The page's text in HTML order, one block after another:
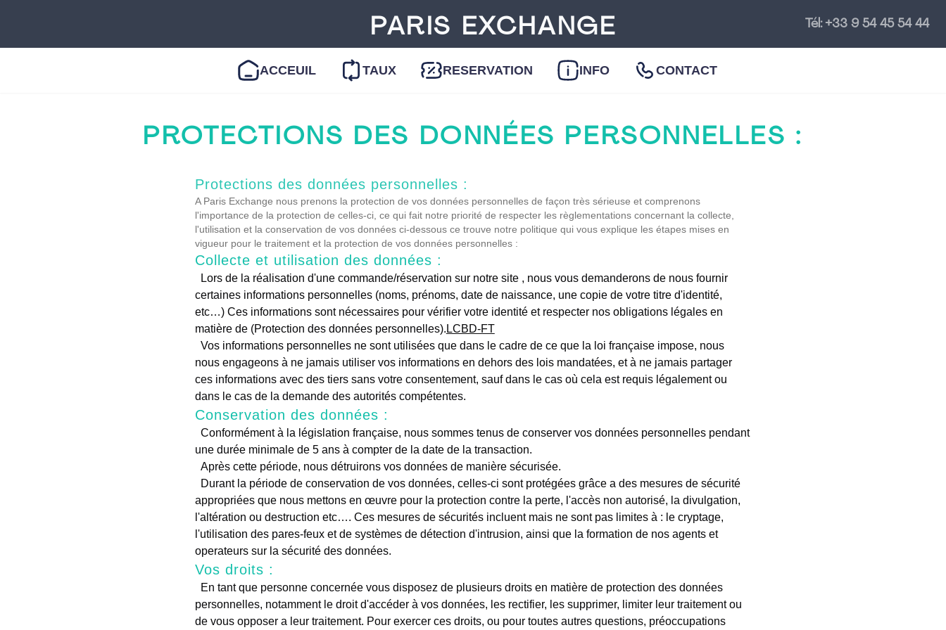
PARIS EXCHANGE Tél: +33 9 54 45 54 44
ACCEUIL TAUX RESERVATION INFO CONTACT
PROTECTIONS DES DONNÉES PERSONNELLES :
Protections des données personnelles :
A Paris Exchange nous prenons la protection de vos données personnelles de façon très sérieuse et comprenons
l'importance de la protection de celles-ci, ce qui fait notre priorité de respecter les règlementations concernant la collecte,
l'utilisation et la conservation de vos données ci-dessous ce trouve notre politique qui vous explique les étapes mises en
vigueur pour le traitement et la protection de vos données personnelles :
Collecte et utilisation des données :
Lors de la réalisation d'une commande/réservation sur notre site , nous vous demanderons de nous fournir
certaines informations personnelles (noms, prénoms, date de naissance, une copie de votre titre d'identité,
etc…) Ces informations sont nécessaires pour vérifier votre identité et respecter nos obligations légales en
matière de (Protection des données personnelles). LCBD-FT
Vos informations personnelles ne sont utilisées que dans le cadre de ce que la loi française impose, nous
nous engageons à ne jamais utiliser vos informations en dehors des lois mandatées, et à ne jamais partager
ces informations avec des tiers sans votre consentement, sauf dans le cas où cela est requis légalement ou
dans le cas de la demande des autorités compétentes.
Conservation des données :
Conformément à la législation française, nous sommes tenus de conserver vos données personnelles pendant
une durée minimale de 5 ans à compter de la date de la transaction.
Après cette période, nous détruirons vos données de manière sécurisée.
Durant la période de conservation de vos données, celles-ci sont protégées grâce a des mesures de sécurité
appropriées que nous mettons en œuvre pour la protection contre la perte, l'accès non autorisé, la divulgation,
l'altération ou destruction etc…. Ces mesures de sécurités incluent mais ne sont pas limites à : le cryptage,
l'utilisation des pares-feux et de systèmes de détection d'intrusion, ainsi que la formation de nos agents et
operateurs sur la sécurité des données.
Vos droits :
En tant que personne concernée vous disposez de plusieurs droits en matière de protection des données
personnelles, notamment le droit d'accéder à vos données, les rectifier, les supprimer, limiter leur traitement ou
de vous opposer a leur traitement. Pour exercer ces droits, ou pour toutes autres questions, préoccupations